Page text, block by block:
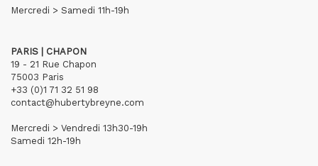
Mercredi > Samedi 11h-19h
PARIS | CHAPON
19 - 21 Rue Chapon
75003 Paris
+33 (0)1 71 32 51 98
contact@hubertybreyne.com
Mercredi > Vendredi 13h30-19h
Samedi 12h-19h